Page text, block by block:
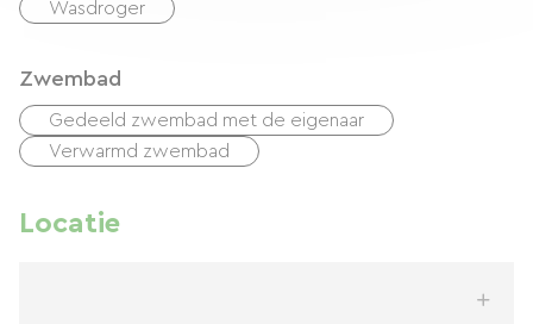
Wasdroger
Zwembad
Gedeeld zwembad met de eigenaar
Verwarmd zwembad
Locatie